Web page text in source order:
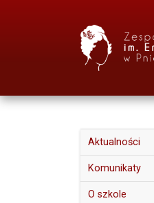
Aktualności
Komunikaty
O szkole